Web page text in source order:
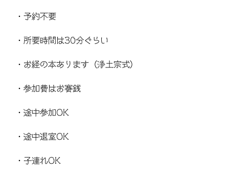
・予約不要
・所要時間は30分ぐらい
・お経の本あります（浄土宗式）
・参加費はお賽銭
・途中参加OK
・途中退室OK
・子連れOK